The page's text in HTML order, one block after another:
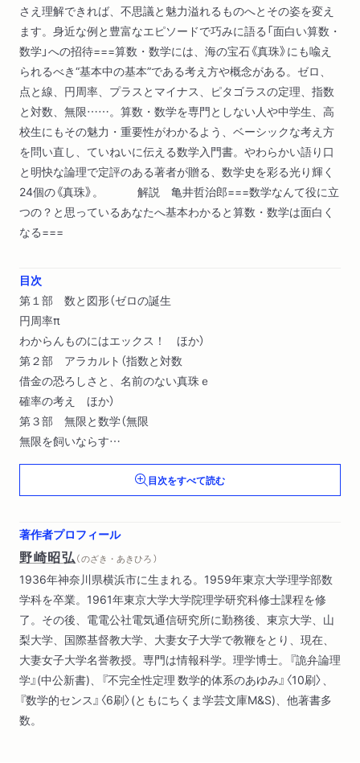
さえ理解できれば、不思議と魅力溢れるものへとその姿を変え
ます。身近な例と豊富なエピソードで巧みに語る「面白い算数・
数学」への招待===算数・数学には、海の宝石《真珠》にも喩え
られるべき“基本中の基本”である考え方や概念がある。ゼロ、
点と線、円周率、プラスとマイナス、ピタゴラスの定理、指数
と対数、無限……。算数・数学を専門としない人や中学生、高
校生にもその魅力・重要性がわかるよう、ベーシックな考え方
を問い直し、ていねいに伝える数学入門書。やわらかい語り口
と明快な論理で定評のある著者が贈る、数学史を彩る光り輝く
24個の《真珠》。 解説 亀井哲治郎===数学なんて役に立
つの？と思っているあなたへ基本わかると算数・数学は面白く
なる===
目次
第１部 数と図形（ゼロの誕生
円周率π
わからんものにはエックス！ ほか）
第２部 アラカルト（指数と対数
借金の恐ろしさと、名前のない真珠ｅ
確率の考え ほか）
第３部 無限と数学（無限
無限を飼いならす
無限小数を受け入れる ほか）
目次をすべて読む
著作者プロフィール
野崎昭弘（ のざき・あきひろ ）
1936年神奈川県横浜市に生まれる。1959年東京大学理学部数
学科を卒業。1961年東京大学大学院理学研究科修士課程を修
了。その後、電電公社電気通信研究所に勤務後、東京大学、山
梨大学、国際基督教大学、大妻女子大学で教鞭をとり、現在、
大妻女子大学名誉教授。専門は情報科学。理学博士。『詭弁論理
学』(中公新書)、『不完全性定理 数学的体系のあゆみ』〈10刷〉、
『数学的センス』〈6刷〉(ともにちくま学芸文庫M&S)、他著書多
数。